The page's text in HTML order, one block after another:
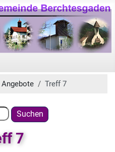
Angebote Treff 7
Suchen
7